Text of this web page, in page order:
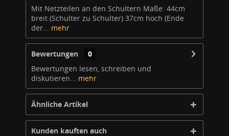
Mit Netzteilen an den Schultern Maße: 44cm
breit (Schulter zu Schulter) 37cm hoch (Ende
der... mehr
Bewertungen
0
Bewertungen lesen, schreiben und
diskutieren... mehr
Ähnliche Artikel
Kunden kauften auch